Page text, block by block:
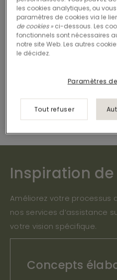
de contribuer à asseoir
fournir un avantage
Inspiration
Améliorez votre processus
nos services d’assistance
votre vision spécifique.
Concepts
les cookies analytiques, ou
paramètres de cookies via le
de cookies » ci-dessous. Les
fonctionnels sont nécessaires
notre site Web. Les autres
le décidez.
Paramètres
Tout refuser